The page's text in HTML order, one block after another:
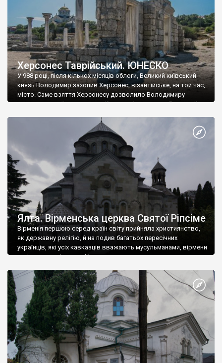
Херсонес Таврійський. ЮНЕСКО
У 988 році, після кількох місяців облоги, Великий київський
князь Володимир захопив Херсонес, візантійське, на той час,
місто. Саме взяття Херсонесу дозволило Володимиру
диктувати свої умови візантійському імператору Василю ІІ, та
Херсонесі Володимир-язичник, став Василем-християнином.
А потім було Хрещення Русі. На честь Херсонесу Таврійського
Ялта. Вірменська церква Святої Ріпсіме
Вірменія першою серед країн світу прийняла християнство,
як державну релігію, й на подив багатьох пересічних
українців, які усіх кавказців вважають мусульманами, вірмени
є відданими вірянами Христа